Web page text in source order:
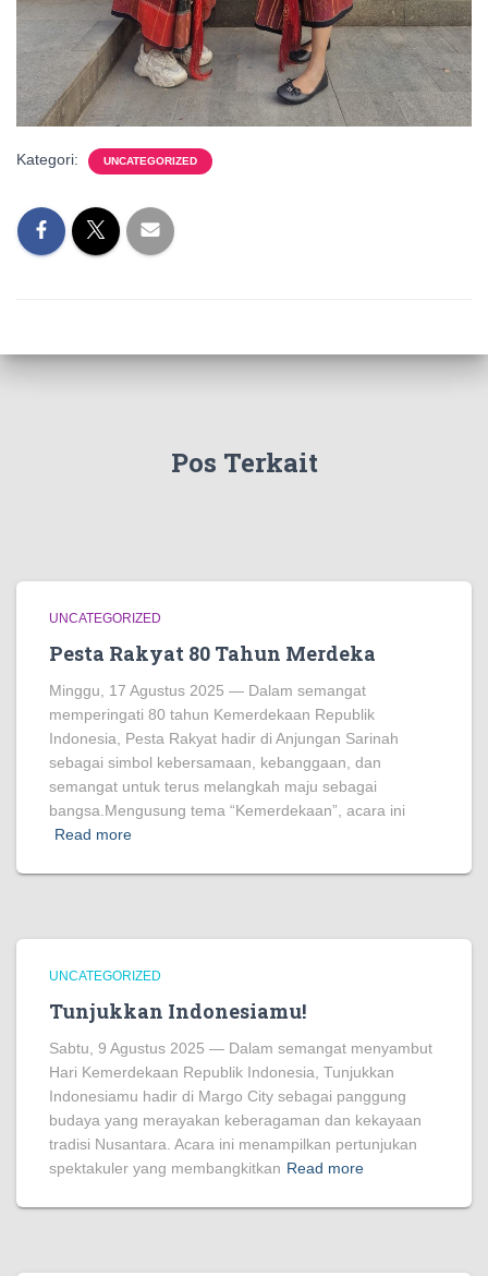
Kategori: UNCATEGORIZED
Pos Terkait
UNCATEGORIZED
Pesta Rakyat 80 Tahun Merdeka
Minggu, 17 Agustus 2025 — Dalam semangat
memperingati 80 tahun Kemerdekaan Republik
Indonesia, Pesta Rakyat hadir di Anjungan Sarinah
sebagai simbol kebersamaan, kebanggaan, dan
semangat untuk terus melangkah maju sebagai
bangsa.Mengusung tema “Kemerdekaan”, acara ini
Read more
UNCATEGORIZED
Tunjukkan Indonesiamu!
Sabtu, 9 Agustus 2025 — Dalam semangat menyambut
Hari Kemerdekaan Republik Indonesia, Tunjukkan
Indonesiamu hadir di Margo City sebagai panggung
budaya yang merayakan keberagaman dan kekayaan
tradisi Nusantara. Acara ini menampilkan pertunjukan
spektakuler yang membangkitkan Read more